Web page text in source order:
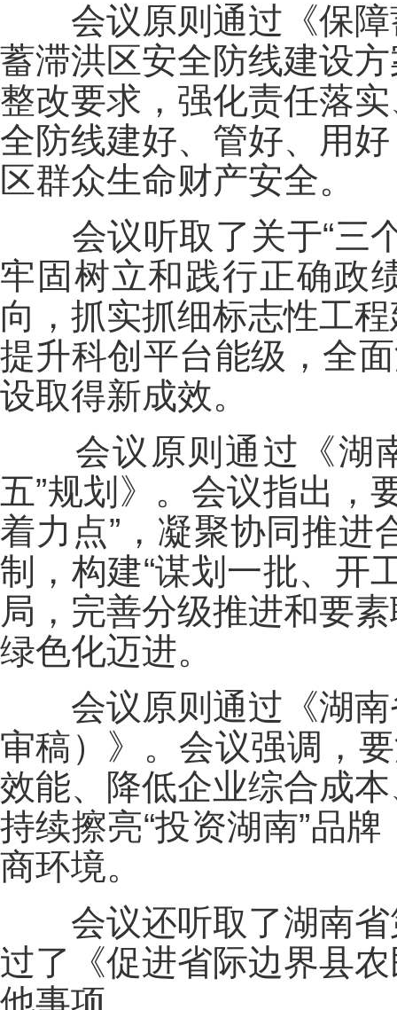
会议原则通过《保障
蓄滞洪区安全防线建设
整改要求，强化责任落
全防线建好、管好、用
区群众生命财产安全。
会议听取了关于“三个
牢固树立和践行正确政
向，抓实抓细标志性工
提升科创平台能级，全
设取得新成效。
会议原则通过《湖南
五”规划》。会议指出，
着力点”，凝聚协同推进
制，构建“谋划一批、开
局，完善分级推进和要
绿色化迈进。
会议原则通过《湖南
审稿）》。会议强调，
效能、降低企业综合成
持续擦亮“投资湖南”品
商环境。
会议还听取了湖南省
过了《促进省际边界县
他事项。